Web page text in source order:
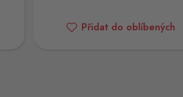
Přidat do oblíbených